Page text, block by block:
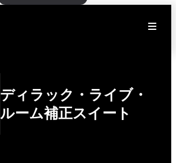
ディラック・ライブ・
ルーム補正スイート